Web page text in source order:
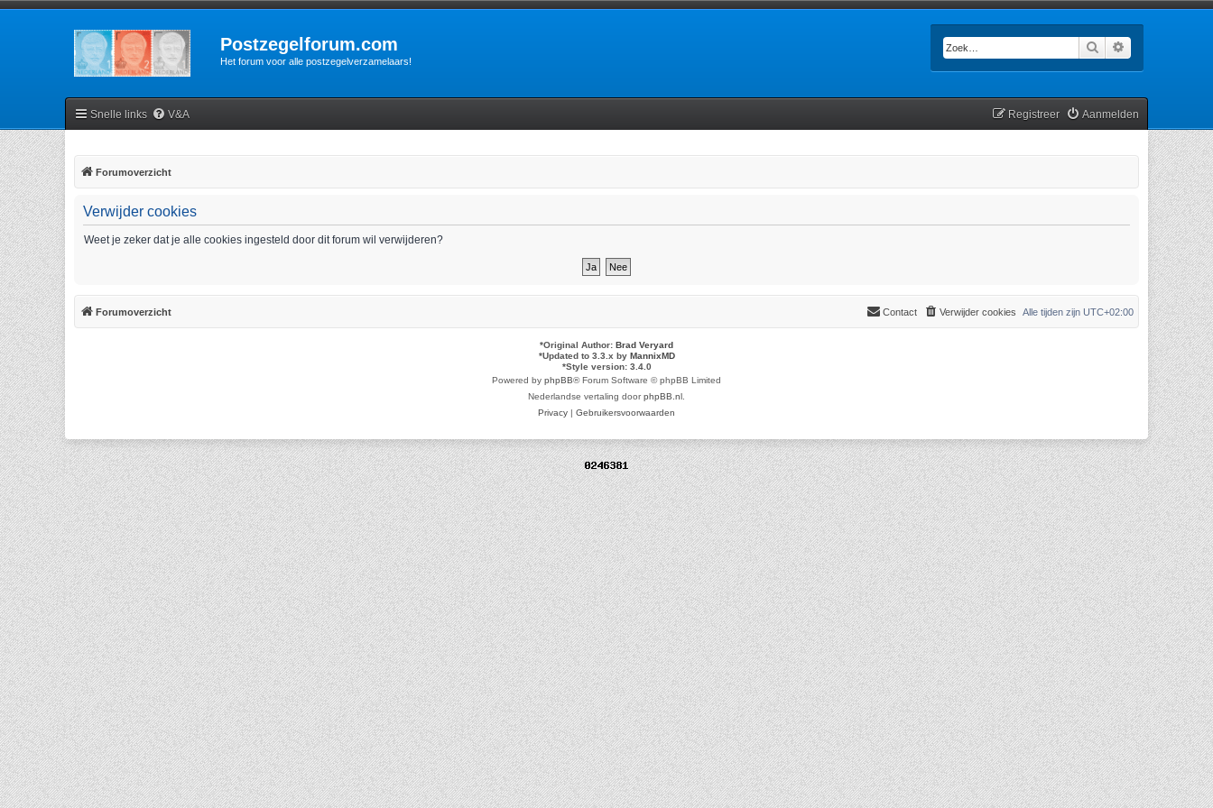
Postzegelforum.com
Het forum voor alle postzegelverzamelaars!
Zoek
Snelle links V&A Aanmelden
Registreer
Forumoverzicht
Verwijder cookies
Weet je zeker dat je alle cookies ingesteld door dit forum wil verwijderen?
Forumoverzicht Alle tijden zijn UTC+02:00
Verwijder cookies
Contact
*Original Author: Brad Veryard
*Updated to 3.3.x by MannixMD
*Style version: 3.4.0
Powered by phpBB® Forum Software © phpBB Limited
Nederlandse vertaling doorphpBB.nl
Privacy | Gebruikersvoorwaarden